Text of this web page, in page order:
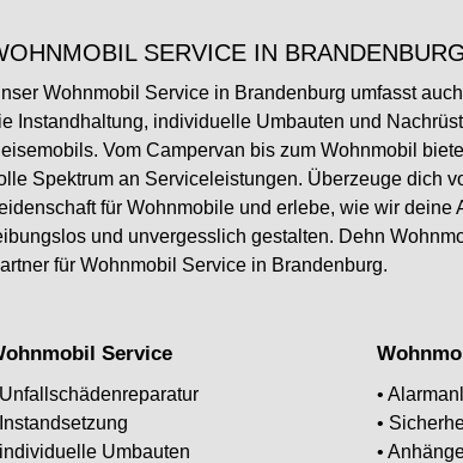
SERVICE IN BRANDENBURG
Wohnmobil Service in Brandenburg umfasst
Instandhaltung, individuelle Umbauten und
Vom Campervan bis zum Wohnmobil
Spektrum an Serviceleistungen. Überzeuge dich
für Wohnmobile und erlebe, wie wir deine
und unvergesslich gestalten. Dehn
für Wohnmobil Service in Brandenburg.
Service
Umbauten
•
•
•